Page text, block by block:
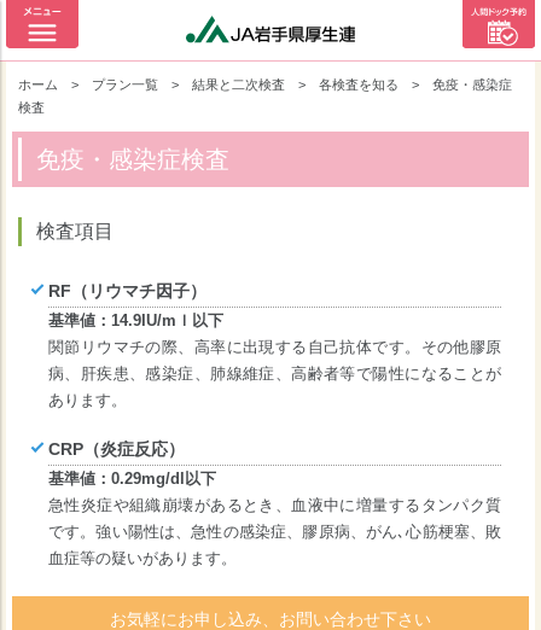
ホーム > プラン一覧 > 結果と二次検査 > 各検査を知る > 免疫・感染症
検査
免疫・感染症検査
検査項目
RF（リウマチ因子）
基準値：14.9IU/mｌ以下
関節リウマチの際、高率に出現する自己抗体です。その他膠原
病、肝疾患、感染症、肺線維症、高齢者等で陽性になることが
あります。
CRP（炎症反応）
基準値：0.29mg/dl以下
急性炎症や組織崩壊があるとき、血液中に増量するタンパク質
です。強い陽性は、急性の感染症、膠原病、がん､心筋梗塞、敗
血症等の疑いがあります。
お気軽にお申し込み、お問い合わせ下さい